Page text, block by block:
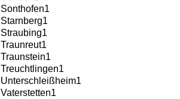
Sonthofen1
Starnberg1
Straubing1
Traunreut1
Traunstein1
Treuchtlingen1
Unterschleißheim1
Vaterstetten1